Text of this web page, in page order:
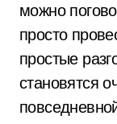
можно
просто
простые
становятся